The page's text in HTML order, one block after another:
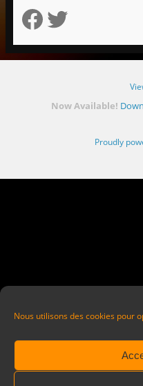
Nous utilisons des cookies pour
Facebook
Twitter
Now Available!
Proudly